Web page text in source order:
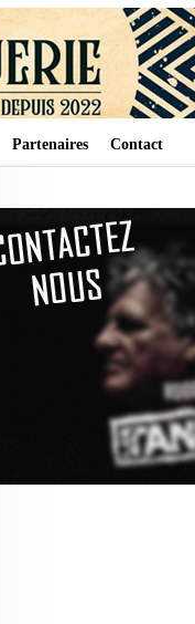
Partenaires Contact